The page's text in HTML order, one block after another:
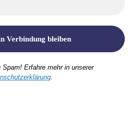
Spam! Erfahre mehr in unserer